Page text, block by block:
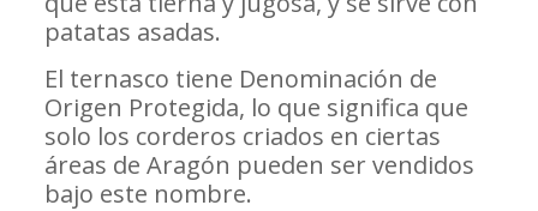
patatas asadas.
El ternasco tiene Denominación de
Origen Protegida, lo que significa que
solo los corderos criados en ciertas
áreas de Aragón pueden ser vendidos
bajo este nombre.